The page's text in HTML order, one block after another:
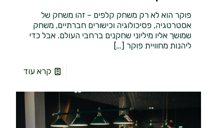
פוקר הוא לא רק משחק קלפים – זהו משחק של
אסטרטגיה, פסיכולוגיה וכישורים חברתיים, משחק
שמושך אליו מיליוני שחקנים ברחבי העולם. אבל כדי
ליהנות מחוויית פוקר […]
קרא עוד